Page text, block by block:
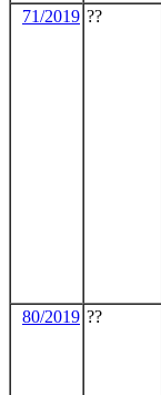
71/2019 ??
80/2019 ??